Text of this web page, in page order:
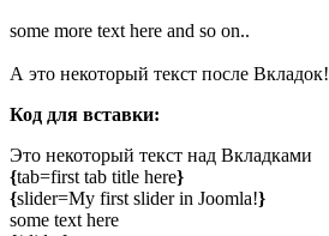
some more text here and so on..
А это некоторый текст после Вкладок!
Код для вставки:
Это некоторый текст над Вкладками
{tab=first tab title here}
{slider=My first slider in Joomla!}
some text here